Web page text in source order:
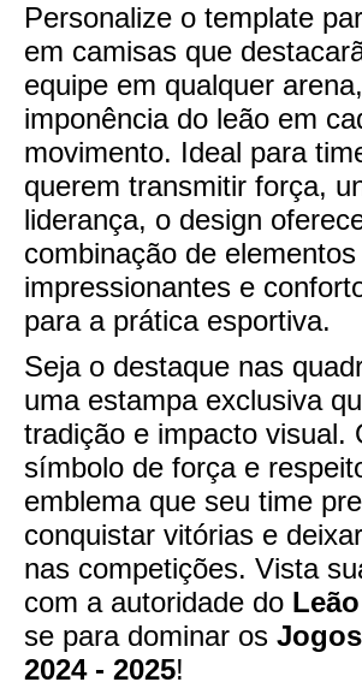
Personalize o template
em camisas que
equipe em qualquer
imponência do leão em
movimento. Ideal para
querem transmitir força,
liderança, o design
combinação de
impressionantes e
para a prática esportiva.
Seja o destaque nas
uma estampa exclusiva
tradição e impacto visual.
símbolo de força e
emblema que seu time
conquistar vitórias e
nas competições. Vista
com a autoridade do Leão
se para dominar os
2024 - 2025!